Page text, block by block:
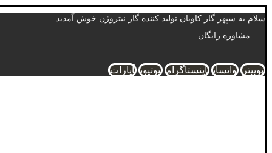
سلام به سپهر گاز کاویان تولید کننده گاز نیتروژن خوش آمدید
مشاوره رایگان
توییتر واتساپ اینستاگرام یوتیوب آپارات